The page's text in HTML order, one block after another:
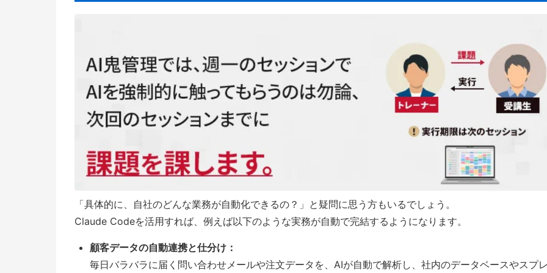
「具体的に、自社のどんな業務が自動化できるの？」と疑問に思う方もいるでしょう。
Claude Codeを活用すれば、例えば以下のような実務が自動で完結するようになります。
顧客データの自動連携と仕分け：
毎日バラバラに届く問い合わせメールや注文データを、AIが自動で解析し、社内のデータベースやスプ